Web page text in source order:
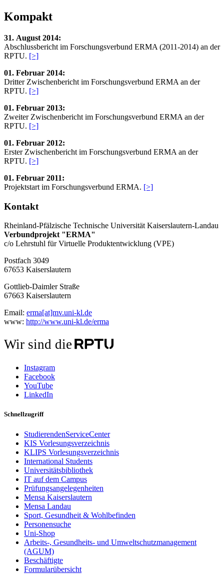
Kompakt
31. August 2014:
Abschlussbericht im Forschungsverbund ERMA (2011-2014) an der
RPTU. [>]
01. Februar 2014:
Dritter Zwischenbericht im Forschungsverbund ERMA an der
RPTU. [>]
01. Februar 2013:
Zweiter Zwischenbericht im Forschungsverbund ERMA an der
RPTU. [>]
01. Februar 2012:
Erster Zwischenbericht im Forschungsverbund ERMA an der
RPTU. [>]
01. Februar 2011:
Projektstart im Forschungsverbund ERMA. [>]
Kontakt
Rheinland-Pfälzische Technische Universität Kaiserslautern-Landau
Verbundprojekt "ERMA"
c/o Lehrstuhl für Virtuelle Produktentwicklung (VPE)
Postfach 3049
67653 Kaiserslautern
Gottlieb-Daimler Straße
67663 Kaiserslautern
Email: erma[at]mv.uni-kl.de
www: http://www.uni-kl.de/erma
Wir sind die
Instagram
Facebook
YouTube
LinkedIn
Schnellzugriff
StudierendenServiceCenter
KIS Vorlesungsverzeichnis
KLIPS Vorlesungsverzeichnis
International Students
Universitätsbibliothek
IT auf dem Campus
Prüfungsangelegenheiten
Mensa Kaiserslautern
Mensa Landau
Sport, Gesundheit & Wohlbefinden
Personensuche
Uni-Shop
Arbeits-, Gesundheits- und Umweltschutzmanagement
(AGUM)
Beschäftigte
Formularübersicht